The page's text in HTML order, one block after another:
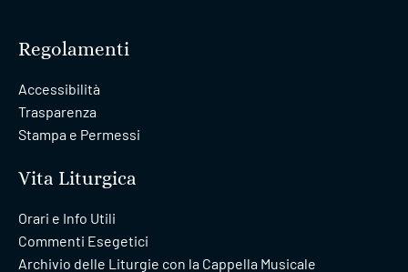
Regolamenti
Accessibilità
Trasparenza
Stampa e Permessi
Vita Liturgica
Orari e Info Utili
Commenti Esegetici
Archivio delle Liturgie con la Cappella Musicale